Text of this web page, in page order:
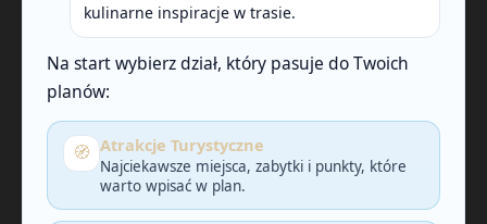
kulinarne inspiracje w trasie.
Na start wybierz dział, który pasuje do Twoich
planów:
🧭 Atrakcje Turystyczne
Najciekawsze miejsca, zabytki i punkty, które
warto wpisać w plan.